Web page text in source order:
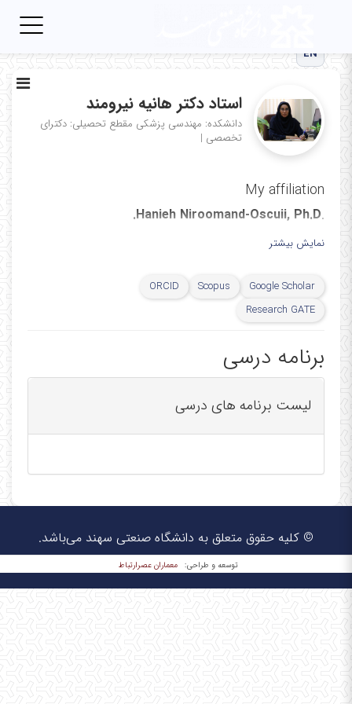
EN
استاد دکتر هانیه نیرومند
دانشکده: مهندسی پزشکی مقطع تحصیلی: دکترای
تخصصی |
My affiliation
.​​
Hanieh Niroomand-Oscuii, Ph.D.
Professor
Division of Biomechanics
Sahand University of Technology
Tabriz, Iran
Tel: 041-33458456
Fax: 041-33444360
نمایش بیشتر
Google Scholar
Scopus
ORCID
Research GATE
برنامه درسی
لیست برنامه های درسی
© کلیه حقوق متعلق به دانشگاه صنعتی سهند می‌باشد.
توسعه و طراحی: معماران عصر‌ارتباط